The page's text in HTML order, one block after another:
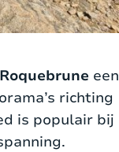
een
richting
is populair bij